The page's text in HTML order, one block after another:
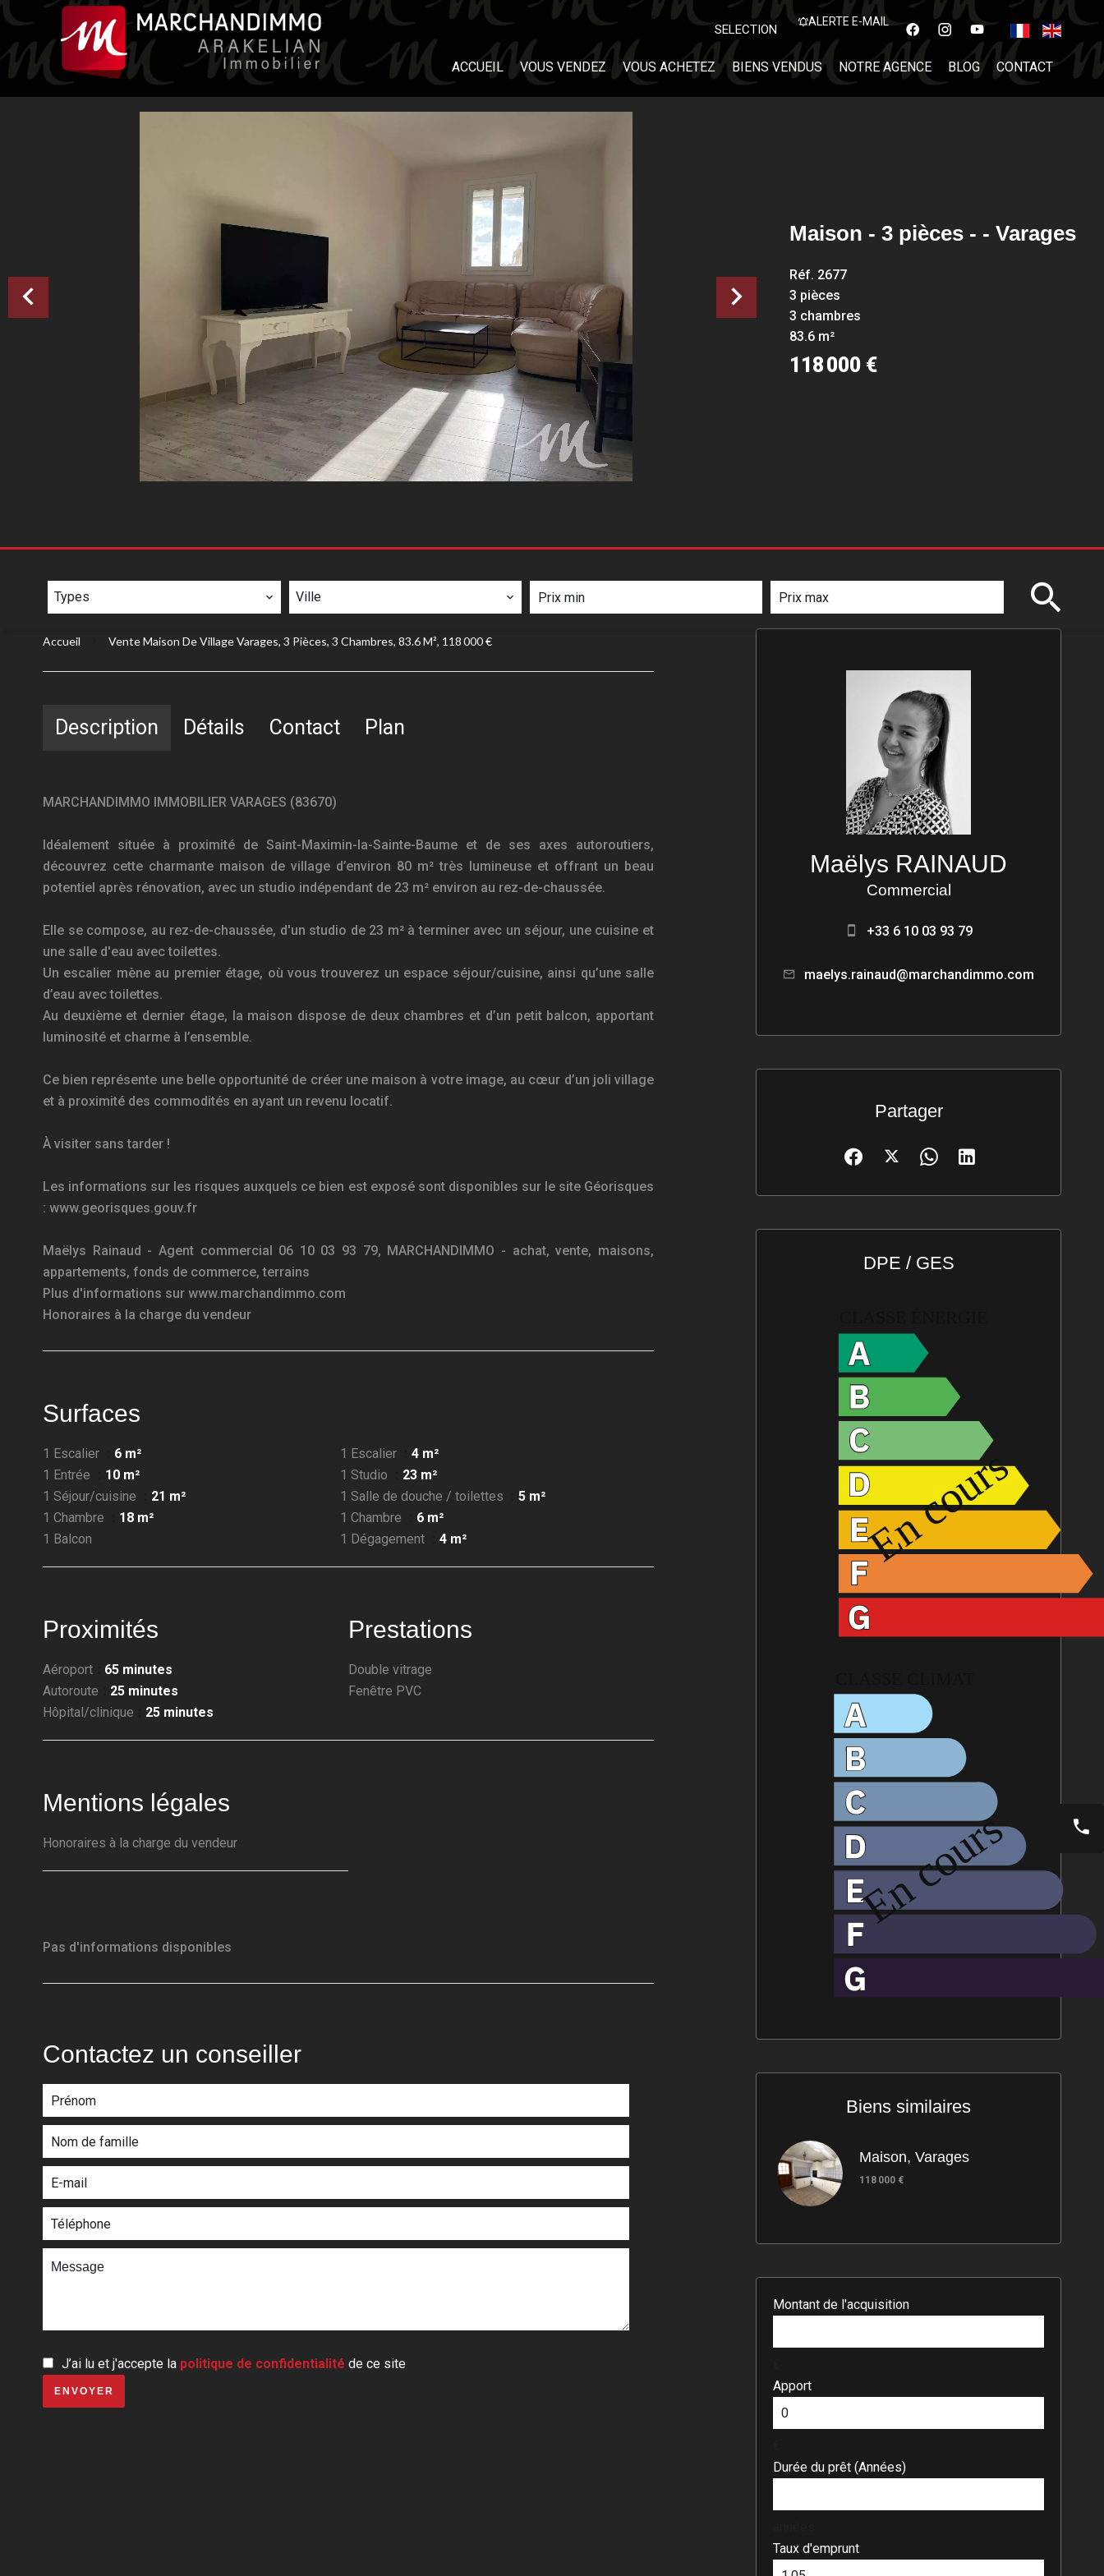
SELECTION
ALERTE E-MAIL
ACCUEIL VOUS VENDEZ VOUS ACHETEZ BIENS VENDUS NOTRE AGENCE BLOG CONTACT
Maison - 3 pièces - - Varages
Réf. 2677
3 pièces
3 chambres
83.6 m²
118 000 €
Types Ville
Accueil Vente Maison De Village Varages, 3 Pièces, 3 Chambres, 83.6 M², 118 000 €
Description Détails Contact Plan
MARCHANDIMMO IMMOBILIER VARAGES (83670)
Idéalement située à proximité de Saint-Maximin-la-Sainte-Baume et de ses axes autoroutiers,
découvrez cette charmante maison de village d’environ 80 m² très lumineuse et offrant un beau
potentiel après rénovation, avec un studio indépendant de 23 m² environ au rez-de-chaussée.
Elle se compose, au rez-de-chaussée, d'un studio de 23 m² à terminer avec un séjour, une cuisine et
une salle d'eau avec toilettes.
Un escalier mène au premier étage, où vous trouverez un espace séjour/cuisine, ainsi qu’une salle
d’eau avec toilettes.
Au deuxième et dernier étage, la maison dispose de deux chambres et d’un petit balcon, apportant
luminosité et charme à l’ensemble.
Ce bien représente une belle opportunité de créer une maison à votre image, au cœur d’un joli village
et à proximité des commodités en ayant un revenu locatif.
À visiter sans tarder !
Les informations sur les risques auxquels ce bien est exposé sont disponibles sur le site Géorisques
: www.georisques.gouv.fr
Maëlys Rainaud - Agent commercial 06 10 03 93 79, MARCHANDIMMO - achat, vente, maisons,
appartements, fonds de commerce, terrains
Plus d'informations sur www.marchandimmo.com
Honoraires à la charge du vendeur
Surfaces
1 Escalier 6 m² 1 Escalier
4 m²
1 Entrée
10 m² 1 Studio
23 m²
1 Séjour/cuisine
21 m² 1 Salle de douche / toilettes
5 m²
1 Chambre
18 m² 1 Chambre
6 m²
1 Balcon
1 Dégagement 4 m²
Proximités
Aéroport
65 minutes
Autoroute
25 minutes
Hôpital/clinique
25 minutes
Prestations
Double vitrage
Fenêtre PVC
Mentions légales
Honoraires à la charge du vendeur
Pas d'informations disponibles
Contactez un conseiller
J’ai lu et j'accepte la politique de confidentialité de ce site
ENVOYER
Maëlys RAINAUD
Commercial
+33 6 10 03 93 79
maelys.rainaud@marchandimmo.com
Partager
DPE / GES
Biens similaires
Maison, Varages
118 000 €
Montant de l'acquisition
Apport
Durée du prêt (Années)
Taux d'emprunt